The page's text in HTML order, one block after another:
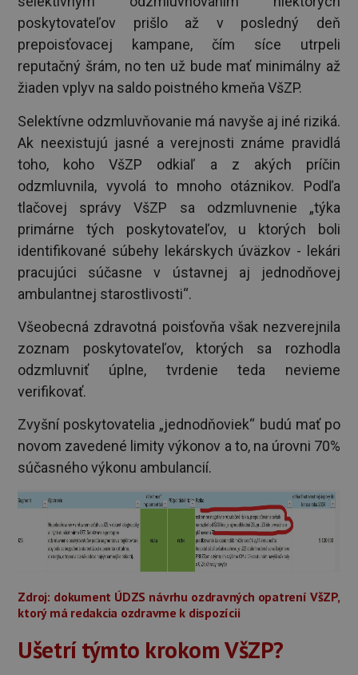
poskytovateľov prišlo až v posledný deň
prepoisťovacej kampane, čím síce utrpeli
reputačný šrám, no ten už bude mať minimálny až
žiaden vplyv na saldo poistného kmeňa VšZP.
Selektívne odzmluvňovanie má navyše aj iné riziká.
Ak neexistujú jasné a verejnosti známe pravidlá
toho, koho VšZP odkiaľ a z akých príčin
odzmluvnila, vyvolá to mnoho otáznikov. Podľa
tlačovej správy VšZP sa odzmluvnenie „týka
primárne tých poskytovateľov, u ktorých boli
identifikované súbehy lekárskych úväzkov - lekári
pracujúci súčasne v ústavnej aj jednodňovej
ambulantnej starostlivosti“.
Všeobecná zdravotná poisťovňa však nezverejnila
zoznam poskytovateľov, ktorých sa rozhodla
odzmluvniť úplne, tvrdenie teda nevieme
verifikovať.
Zvyšní poskytovatelia „jednodňoviek“ budú mať po
novom zavedené limity výkonov a to, na úrovni 70%
súčasného výkonu ambulancií.
Zdroj: dokument ÚDZS návrhu ozdravných opatrení VšZP,
ktorý má redakcia ozdravme k dispozícii
Ušetrí týmto krokom VšZP?